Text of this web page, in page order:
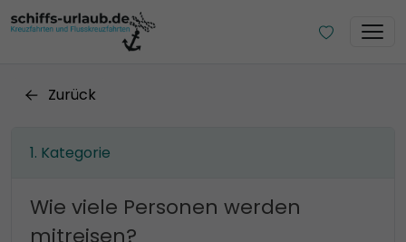
Zurück
Kategorie
Wie viele Personen werden
mitreisen?